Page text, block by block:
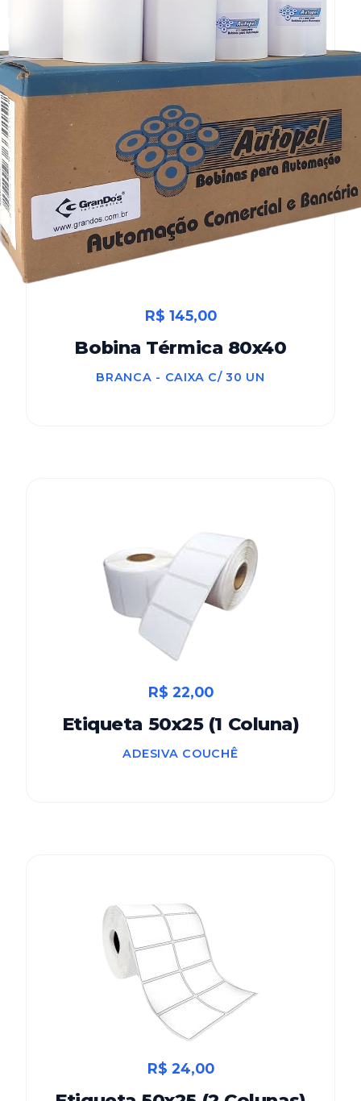
R$ 145,00
Bobina Térmica 80x40
BRANCA - CAIXA C/ 30 UN
R$ 22,00
Etiqueta 50x25 (1 Coluna)
ADESIVA COUCHÊ
R$ 24,00